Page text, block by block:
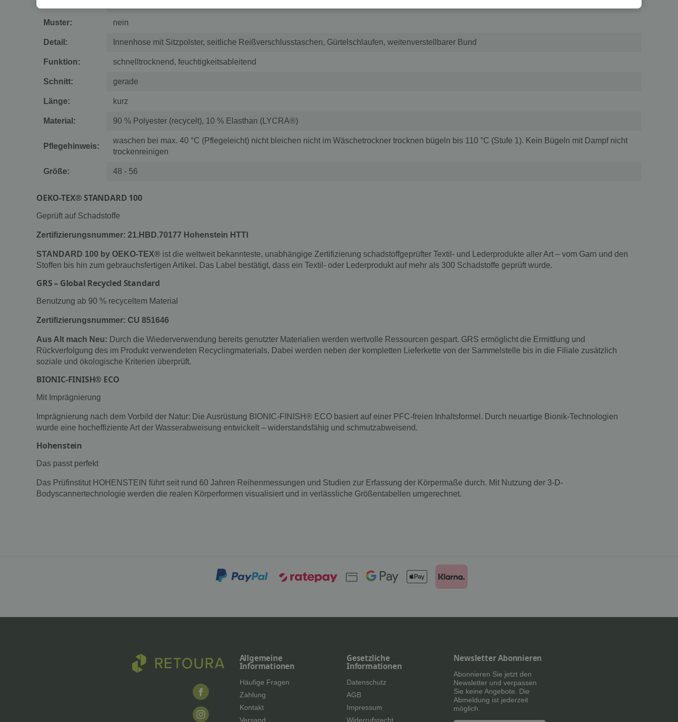
Muster: nein
Detail: Innenhose mit Sitzpolster, seitliche Reißverschlusstaschen, Gürtelschlaufen, weitenverstellbarer Bund
Funktion: schnelltrocknend, feuchtigkeitsableitend
Schnitt: gerade
Länge: kurz
Material: 90 % Polyester (recycelt), 10 % Elasthan (LYCRA®)
Pflegehinweis:
waschen bei max. 40 °C (Pflegeleicht) nicht bleichen nicht im Wäschetrockner trocknen bügeln bis 110 °C (Stufe 1). Kein Bügeln mit Dampf nicht
trockenreinigen
Größe: 48 - 56
OEKO-TEX® STANDARD 100
Geprüft auf Schadstoffe
Zertifizierungsnummer: 21.HBD.70177 Hohenstein HTTI
STANDARD 100 by OEKO-TEX® ist die weltweit bekannteste, unabhängige Zertifizierung schadstoffgeprüfter Textil- und Lederprodukte aller Art – vom Garn und den
Stoffen bis hin zum gebrauchsfertigen Artikel. Das Label bestätigt, dass ein Textil- oder Lederprodukt auf mehr als 300 Schadstoffe geprüft wurde.
GRS – Global Recycled Standard
Benutzung ab 90 % recyceltem Material
Zertifizierungsnummer: CU 851646
Aus Alt mach Neu: Durch die Wiederverwendung bereits genutzter Materialien werden wertvolle Ressourcen gespart. GRS ermöglicht die Ermittlung und
Rückverfolgung des im Produkt verwendeten Recyclingmaterials. Dabei werden neben der kompletten Lieferkette von der Sammelstelle bis in die Filiale zusätzlich
soziale und ökologische Kriterien überprüft.
BIONIC-FINISH® ECO
Mit Imprägnierung
Imprägnierung nach dem Vorbild der Natur: Die Ausrüstung BIONIC-FINISH® ECO basiert auf einer PFC-freien Inhaltsformel. Durch neuartige Bionik-Technologien
wurde eine hocheffiziente Art der Wasserabweisung entwickelt – widerstandsfähig und schmutzabweisend.
Hohenstein
Das passt perfekt
Das Prüfinstitut HOHENSTEIN führt seit rund 60 Jahren Reihenmessungen und Studien zur Erfassung der Körpermaße durch. Mit Nutzung der 3-D-
Bodyscannertechnologie werden die realen Körperformen visualisiert und in verlässliche Größentabellen umgerechnet.
Allgemeine
Informationen
Häufige Fragen
Zahlung
Kontakt
Versand
Gesetzliche
Informationen
Datenschutz
AGB
Impressum
Widerrufsrecht
Newsletter Abonnieren
Abonnieren Sie jetzt den
Newsletter und verpassen
Sie keine Angebote. Die
Abmeldung ist jederzeit
möglich.